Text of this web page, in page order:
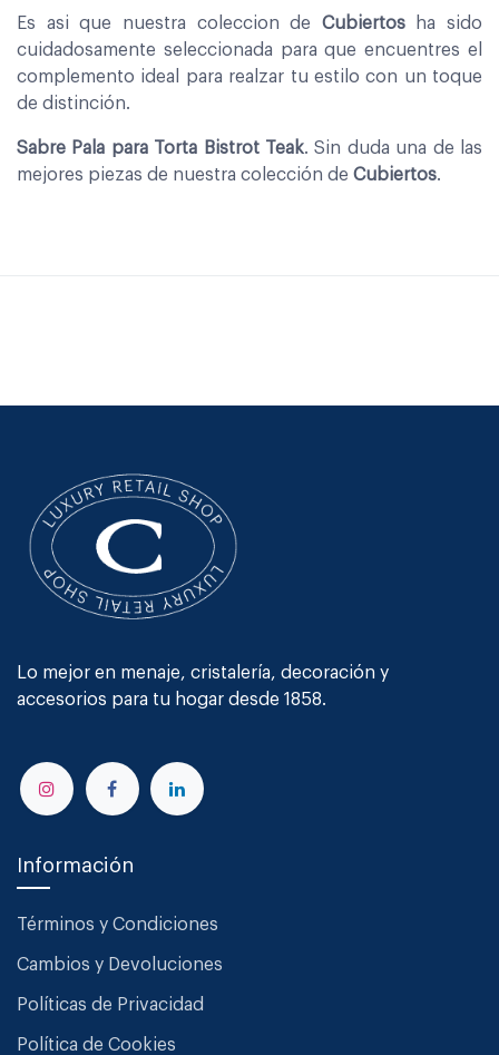
Es asi que nuestra coleccion de Cubiertosha sido
cuidadosamente seleccionada para que encuentres el
complemento ideal para realzar tu estilo con un toque
de distinción.
Sabre Pala para Torta Bistrot Teak. Sin duda una de las
mejores piezas de nuestra colección de Cubiertos.
Lo mejor en menaje, cristalería, decoración y
accesorios para tu hogar desde 1858.
Información
Términos y Condiciones
Cambios y Devoluciones
Políticas de Privacidad
Política de Cookies